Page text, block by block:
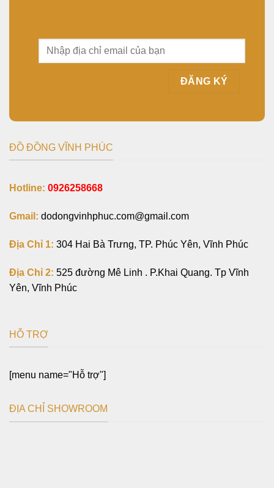
ĐỒ ĐỒNG VĨNH PHÚC
Hotline: 0926258668
Gmail: dodongvinhphuc.com@gmail.com
Địa Chỉ 1: 304 Hai Bà Trưng, TP. Phúc Yên, Vĩnh Phúc
Địa Chỉ 2: 525 đường Mê Linh . P.Khai Quang. Tp Vĩnh
Yên, Vĩnh Phúc
HỖ TRỢ
[menu name="Hỗ trợ"]
ĐỊA CHỈ SHOWROOM